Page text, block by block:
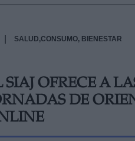
SALUD,CONSUMO, BIENESTAR
SIAJ OFRECE A
DE